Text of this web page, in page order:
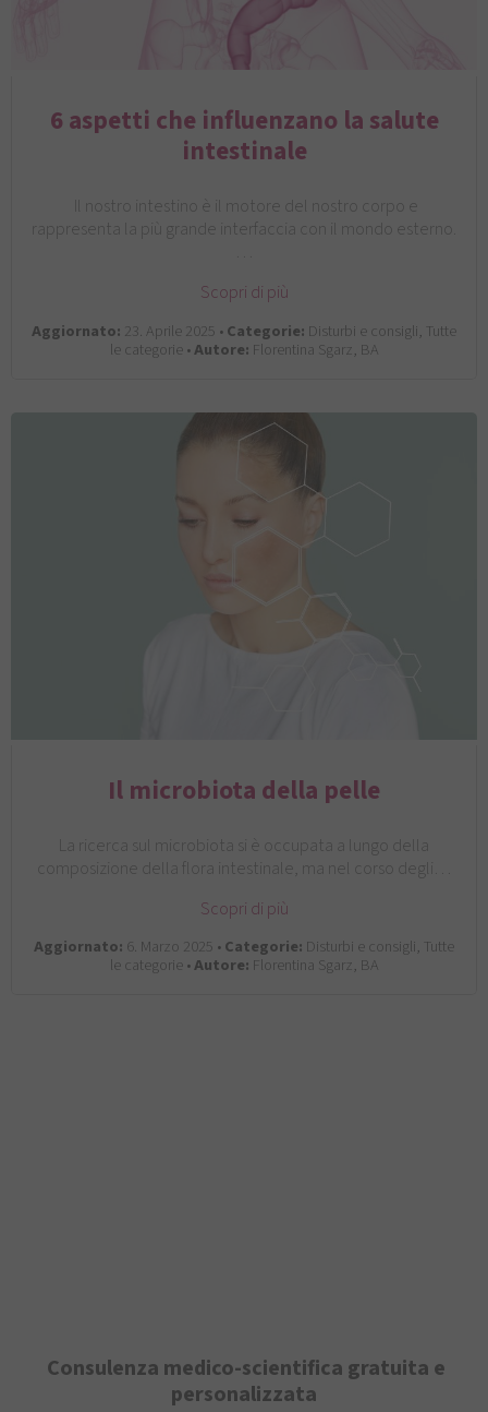
6 aspetti che influenzano la salute
intestinale
Il nostro intestino è il motore del nostro corpo e
rappresenta la più grande interfaccia con il mondo esterno.
Scopri di più
Aggiornato: 23. Aprile 2025 •Categorie: Disturbi e consigli, Tutte
le categorie •Autore: Florentina Sgarz, BA
Il microbiota della pelle
La ricerca sul microbiota si è occupata a lungo della
composizione della flora intestinale, ma nel corso degli…
Scopri di più
Aggiornato: 6. Marzo 2025 •Categorie: Disturbi e consigli, Tutte
le categorie •Autore: Florentina Sgarz, BA
Consulenza medico-scientifica gratuita e
personalizzata